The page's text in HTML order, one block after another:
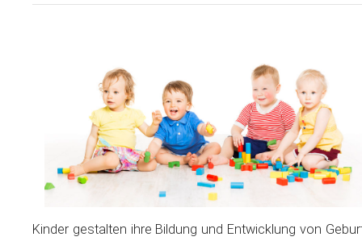
Aktuelles & Mitteilungen
Kinder gestalten ihre Bildung und Entwicklung von